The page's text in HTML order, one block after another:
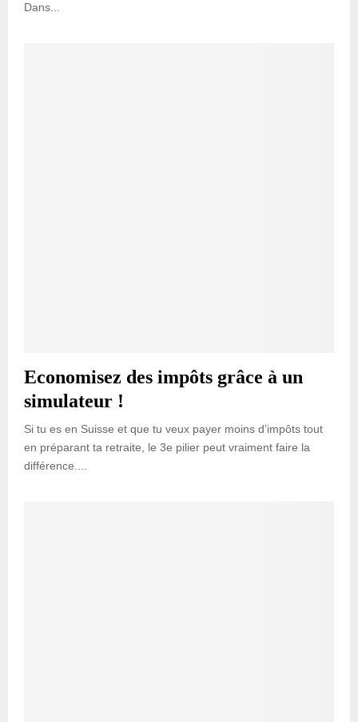
Dans...
Economisez des impôts grâce à un
simulateur !
Si tu es en Suisse et que tu veux payer moins d’impôts tout
en préparant ta retraite, le 3e pilier peut vraiment faire la
différence....